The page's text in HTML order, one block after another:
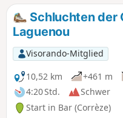
Schluchten der
Laguenou
Visorando-Mitglied
10,52 km
+461 m
4:20 Std.
Schwer
Start in Bar (Corrèze)